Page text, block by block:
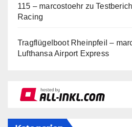
115 – marcostoehr zu
Racing
Tragflügelboot Rheinpfeil –
Lufthansa Airport Express